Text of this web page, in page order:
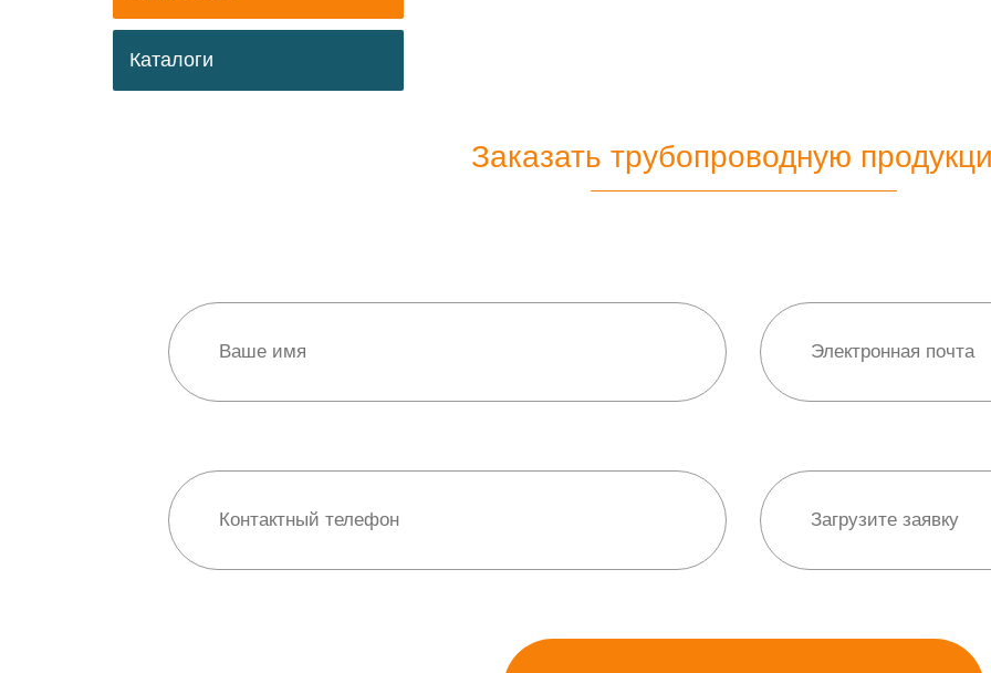
Каталоги
Заказать трубопроводную